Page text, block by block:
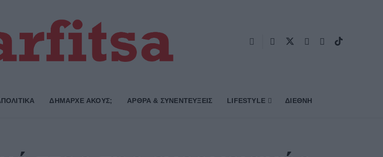
ΔΗΜΑΡΧE ΑΚΟΥΣ; ΑΡΘΡΑ & ΣΥΝΕΝΤΕΥΞΕΙΣ LIFESTYLE ΔΙΕΘΝΗ